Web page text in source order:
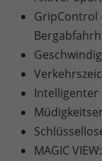
GripControl
Intelligenter
MAGIC